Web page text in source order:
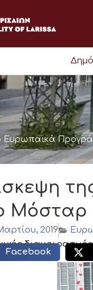
Ευρωπαϊκά
Μόσταρ
2019
Facebook